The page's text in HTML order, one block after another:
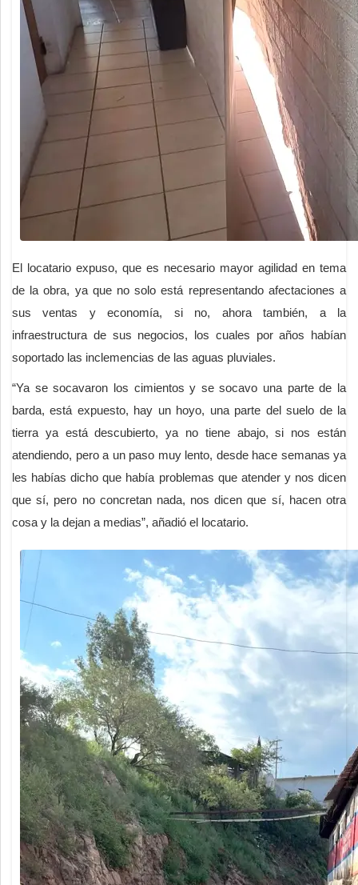
El locatario expuso, que es necesario mayor agilidad en tema
de la obra, ya que no solo está representando afectaciones a
sus ventas y economía, si no, ahora también, a la
infraestructura de sus negocios, los cuales por años habían
soportado las inclemencias de las aguas pluviales.
“Ya se socavaron los cimientos y se socavo una parte de la
barda, está expuesto, hay un hoyo, una parte del suelo de la
tierra ya está descubierto, ya no tiene abajo, si nos están
atendiendo, pero a un paso muy lento, desde hace semanas ya
les habías dicho que había problemas que atender y nos dicen
que sí, pero no concretan nada, nos dicen que sí, hacen otra
cosa y la dejan a medias”, añadió el locatario.